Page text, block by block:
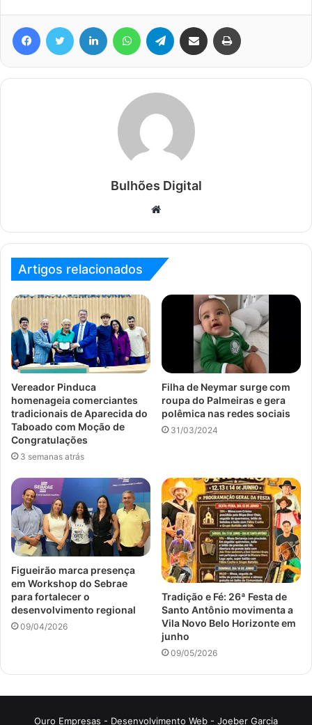
FacebookTwitter Linkedin WhatsAppTelegram Compartilhar via e-mail
Bulhões Digital
Website
Artigos relacionados
Vereador Pinduca
homenageia comerciantes
tradicionais de Aparecida do
Taboado com Moção de
Congratulações
3 semanas atrás
Filha de Neymar surge com
roupa do Palmeiras e gera
polêmica nas redes sociais
31/03/2024
Figueirão marca presença
em Workshop do Sebrae
para fortalecer o
desenvolvimento regional
09/04/2026
Tradição e Fé: 26ª Festa de
Santo Antônio movimenta a
Vila Novo Belo Horizonte em
junho
09/05/2026
Ouro Empresas - Desenvolvimento Web - Joeber Garcia